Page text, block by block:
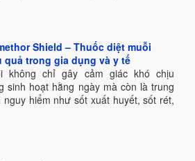
Shield – Thuốc diệt muỗi
quả trong gia dụng và y tế
không chỉ gây cảm giác khó chịu
sinh hoạt hằng ngày mà còn là trung
hiểm như sốt xuất huyết, sốt rét,